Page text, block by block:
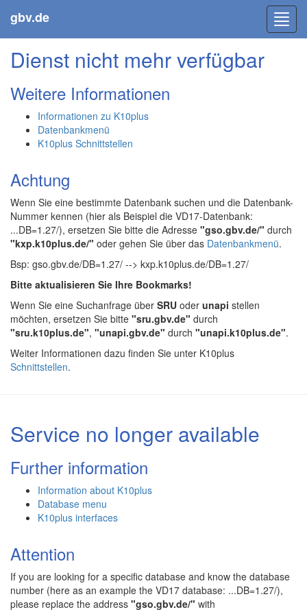
gbv.de
Dienst nicht mehr verfügbar
Weitere Informationen
Informationen zu K10plus
Datenbankmenü
K10plus Schnittstellen
Achtung
Wenn Sie eine bestimmte Datenbank suchen und die Datenbank-
Nummer kennen (hier als Beispiel die VD17-Datenbank:
...DB=1.27/), ersetzen Sie bitte die Adresse "gso.gbv.de/" durch
"kxp.k10plus.de/" oder gehen Sie über das Datenbankmenü.
Bsp: gso.gbv.de/DB=1.27/ --> kxp.k10plus.de/DB=1.27/
Bitte aktualisieren Sie Ihre Bookmarks!
Wenn Sie eine Suchanfrage über SRU oder unapi stellen
möchten, ersetzen Sie bitte "sru.gbv.de" durch
"sru.k10plus.de", "unapi.gbv.de" durch "unapi.k10plus.de".
Weiter Informationen dazu finden Sie unter K10plus
Schnittstellen.
Service no longer available
Further information
Information about K10plus
Database menu
K10plus interfaces
Attention
If you are looking for a specific database and know the database
number (here as an example the VD17 database: ...DB=1.27/),
please replace the address "gso.gbv.de/" with